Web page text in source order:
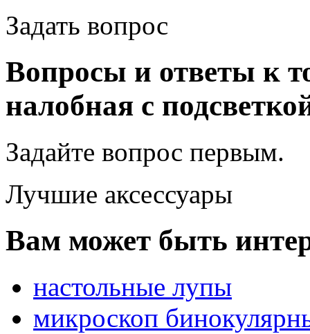
Задать вопрос
Вопросы и ответы к
налобная с
Задайте вопрос первым.
Лучшие аксессуары
Вам может быть
настольные лупы
микроскоп